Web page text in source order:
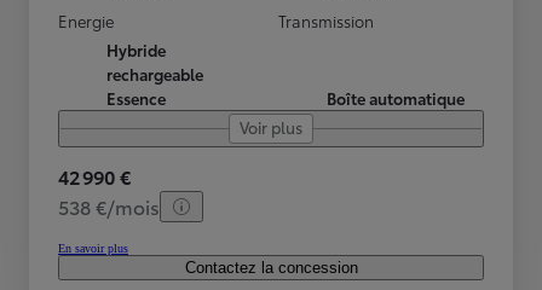
Energie
Hybride
rechargeable
Essence
Transmission
Boîte automatique
Voir plus
42 990 €
538 €/mois
En savoir plus
Contactez la concession